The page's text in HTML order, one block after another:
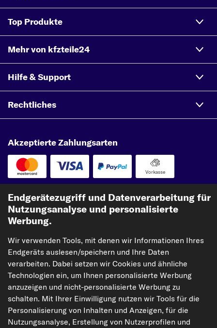
Top Produkte
Mehr von kfzteile24
Hilfe & Support
Rechtliches
Akzeptierte Zahlungsarten
Vorkasse
Unsere Versandpartner
kfzteile24.de carpardoo.nl
carpardoo.fr
carpardoo.dk
Endgerätezugriff und Datenverarbeitung für
Nutzungsanalyse und personalisierte
Werbung.
Wir verwenden Tools, mit denen wir Informationen Ihres
Endgeräts auslesen/speichern und Ihre Daten
verarbeiten. Dabei setzen wir Cookies und ähnliche
Technologien ein, um Ihnen personalisierte Werbung
anzuzeigen und nicht-personalisierte Werbung zu
schalten. Mit Ihrer Einwilligung nutzen wir Tools für die
Personalisierung von Inhalten und Anzeigen, für die
Nutzungsanalyse, Erstellung von Nutzerprofilen und